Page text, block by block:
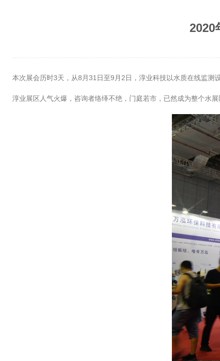
2020
本次展会历时3天，从8月31日至9月2日，淳业科技以水质在线监
淳业展区人气火爆，咨询者络绎不绝，门庭若市，已然成为整个水